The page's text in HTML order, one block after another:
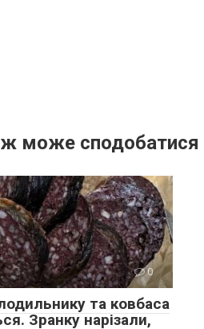
може сподобатися
0
та ковбаса
Зранку нарізали,